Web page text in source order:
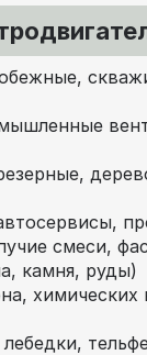
смеси,
камня, руды)